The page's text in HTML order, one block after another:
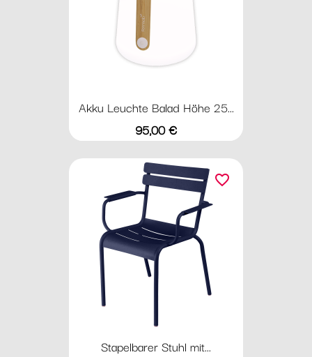
Akku Leuchte Balad Höhe 25...
Preis
95,00 €
Stapelbarer Stuhl mit...
favorite_border